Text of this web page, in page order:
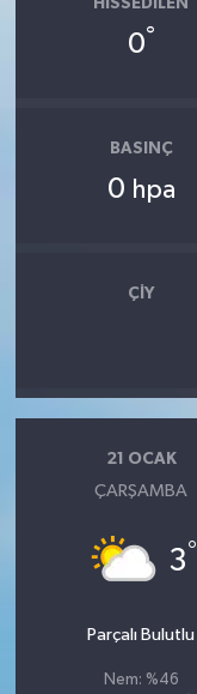
0°
BASINÇ
0 hpa
ÇIY
21 OCAK
ÇARŞAMBA
3°
Parçalı Bulutlu
Nem: %46